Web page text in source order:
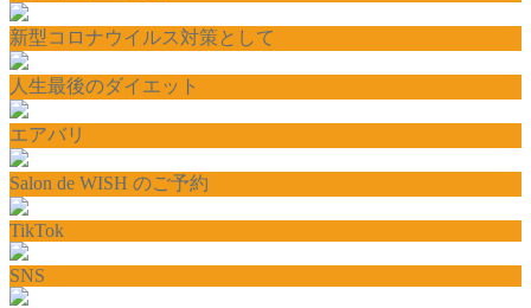
新型コロナウイルス対策として
人生最後のダイエット
エアバリ
Salon de WISH のご予約
TikTok
SNS